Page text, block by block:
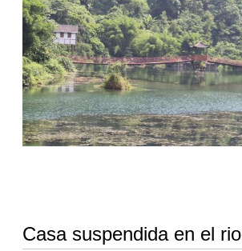
Casa suspendida en el rio